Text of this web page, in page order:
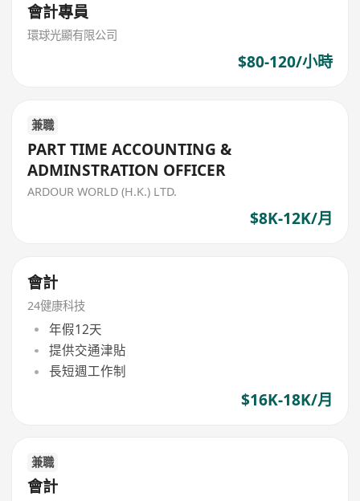
會計專員
環球光顯有限公司
$80-120/小時
兼職
PART TIME ACCOUNTING &
ADMINSTRATION OFFICER
ARDOUR WORLD (H.K.) LTD.
$8K-12K/月
會計
24健康科技
年假12天
提供交通津貼
長短週工作制
$16K-18K/月
兼職
會計